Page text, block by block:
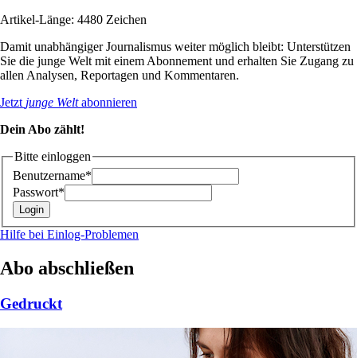
Artikel-Länge: 4480 Zeichen
Damit unabhängiger Journalismus weiter möglich bleibt: Unterstützen
Sie die junge Welt mit einem Abonnement und erhalten Sie Zugang zu
allen Analysen, Reportagen und Kommentaren.
Jetzt junge Weltabonnieren
Dein Abo zählt!
Bitte einloggen
Benutzername*
Passwort*
Hilfe bei Einlog-Problemen
Abo abschließen
Gedruckt